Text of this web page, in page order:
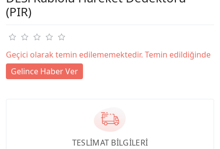
(PIR)
Geçici olarak temin edilememektedir. Temin edildiğinde
Gelince Haber Ver
TESLİMAT BİLGİLERİ